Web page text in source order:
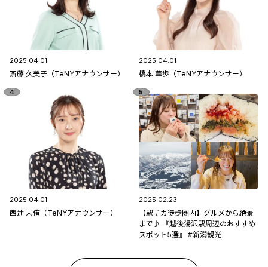
2025.04.01
斎藤 久美子（TeNYアナウンサー）
2025.04.01
橋本 華歩（TeNYアナウンサー）
2025.04.01
西辻 未侑（TeNYアナウンサー）
2025.02.23
【駅チカ徒歩圏内】グルメから絶景
まで♪ 『越後湯沢駅周辺のおすすめ
スポット5選』 #新潟観光